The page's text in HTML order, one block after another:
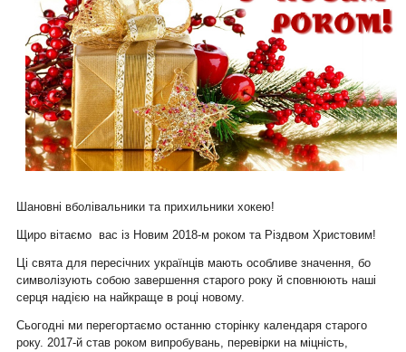
Шановні вболівальники та прихильники хокею!
Щиро вітаємо вас із Новим 2018-м роком та Різдвом Христовим!
Ці свята для пересічних українців мають особливе значення, бо
символізують собою завершення старого року й сповнюють наші
серця надією на найкраще в році новому.
Сьогодні ми перегортаємо останню сторінку календаря старого
року. 2017-й став роком випробувань, перевірки на міцність,